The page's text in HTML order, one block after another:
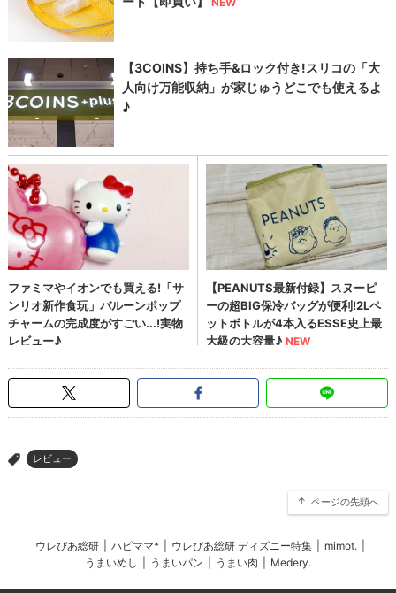
> レビュー
ページの先頭へ
ウレぴあ総研 ハピママ* ウレぴあ総研 ディズニー特集 mimot.
うまいめし
うまいパン うまい肉 Medery.